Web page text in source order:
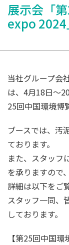
展示会「
expo
当社グループ会
は、4月18日～
25回中国環境博
ブースでは、汚
ております。
また、スタッフ
を承りますので、
詳細は以下をご
スタッフ一同、
しております。
【第25回中国